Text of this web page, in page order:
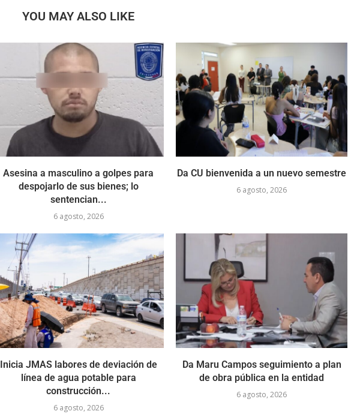
YOU MAY ALSO LIKE
Asesina a masculino a golpes para
despojarlo de sus bienes; lo
sentencian...
6 agosto, 2026
Da CU bienvenida a un nuevo semestre
6 agosto, 2026
Inicia JMAS labores de deviación de
línea de agua potable para
construcción...
6 agosto, 2026
Da Maru Campos seguimiento a plan
de obra pública en la entidad
6 agosto, 2026